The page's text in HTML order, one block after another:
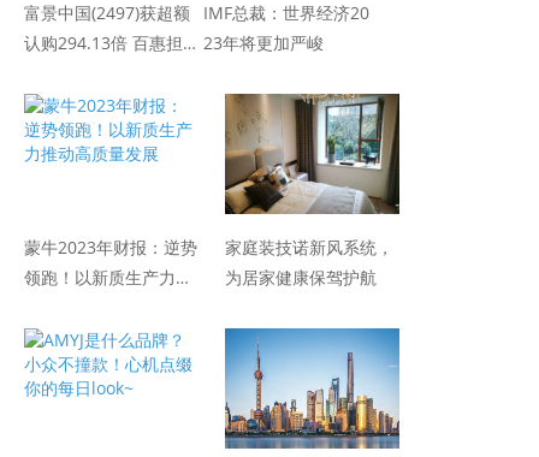
富景中国(2497)获超额
认购294.13倍 百惠担
IMF总裁：世界经济20
23年将更加严峻
蒙牛2023年财报：逆势
领跑！以新质生产力推
家庭装技诺新风系统，
为居家健康保驾护航